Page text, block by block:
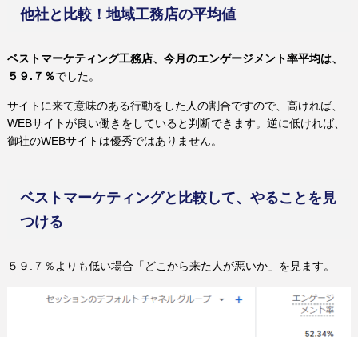
他社と比較！地域工務店の平均値
ベストマーケティング工務店、今月のエンゲージメント率平均は、
５９.７％でした。
サイトに来て意味のある行動をした人の割合ですので、高ければ、
WEBサイトが良い働きをしていると判断できます。逆に低ければ、
御社のWEBサイトは優秀ではありません。
ベストマーケティングと比較して、やることを見
つける
５９.７％よりも低い場合「どこから来た人が悪いか」を見ます。